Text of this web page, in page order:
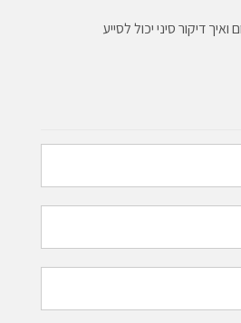
דיקור סיני יכול לסייע